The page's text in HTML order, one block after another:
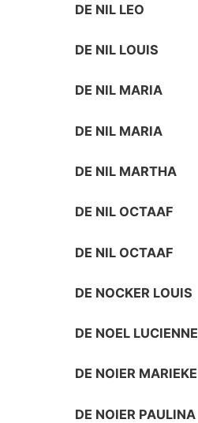
DE NIL LEO
DE NIL LOUIS
DE NIL MARIA
DE NIL MARIA
DE NIL MARTHA
DE NIL OCTAAF
DE NIL OCTAAF
DE NOCKER LOUIS
DE NOEL LUCIENNE
DE NOIER MARIEKE
DE NOIER PAULINA